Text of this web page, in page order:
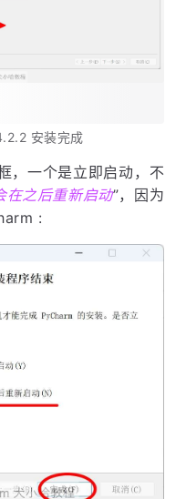
安装完成
，一个是立即启动，不
在之后重新启动”，因为
: